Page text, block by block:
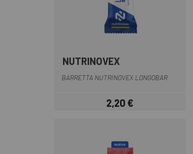
Multiplo
NUTRINOVEX
BARRETTA NUTRINOVEX LONGOBAR
Prezzo
2,20 €